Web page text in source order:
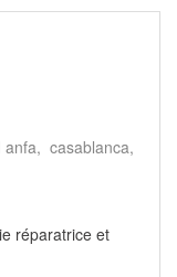
anfa, casablanca
réparatrice et